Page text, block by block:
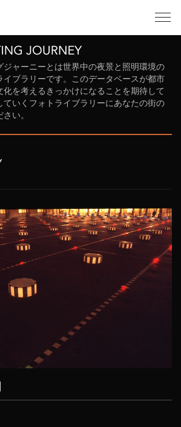
ジャーニーとは世界中の夜景と照明環境の
イブラリーです。このデータベースが都市
を考えるきっかけになることを期待して
ていくフォトライブラリーにあなたの街の
い。